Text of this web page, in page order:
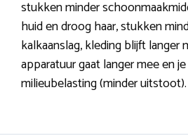
stukken minder
huid en droog haar, stukken
kalkaanslag, kleding blijft langer
apparatuur gaat langer mee en
milieubelasting (minder uitstoot).